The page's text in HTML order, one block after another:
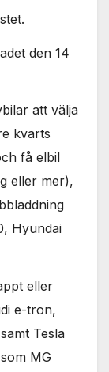
den 14
att välja
kvarts
få elbil
eller mer),
Hyundai
eller
e-tron,
Tesla
MG
De